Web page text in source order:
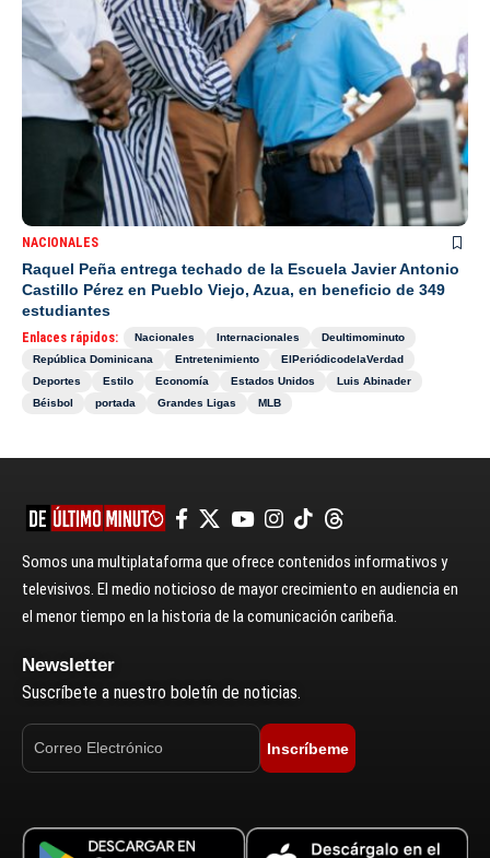
NACIONALES
Raquel Peña entrega techado de la Escuela Javier Antonio
Castillo Pérez en Pueblo Viejo, Azua, en beneficio de 349
estudiantes
Enlaces rápidos: Nacionales Internacionales
Deultimominuto
República Dominicana
Entretenimiento
ElPeriódicodelaVerdad
Deportes
Estilo Economía Estados Unidos
Luis Abinader
Béisbol
portada Grandes Ligas MLB
Somos una multiplataforma que ofrece contenidos informativos y
televisivos. El medio noticioso de mayor crecimiento en audiencia en
el menor tiempo en la historia de la comunicación caribeña.
Newsletter
Suscríbete a nuestro boletín de noticias.
Inscríbeme